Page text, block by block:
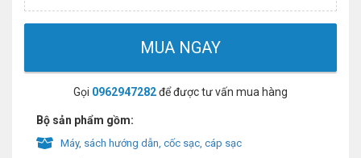
MUA NGAY
Gọi 0962947282để được tư vấn mua hàng
Bộ sản phẩm gồm:
Máy, sách hướng dẫn, cốc sạc, cáp sạc